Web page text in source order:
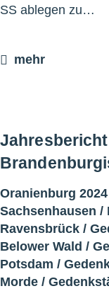
SS ablegen zu…
mehr
Oranienburg
Sachsenhausen /
Ravensbrück /
Belower Wald /
Potsdam /
Morde /